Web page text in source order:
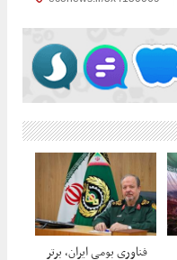
فناوری بومی ایران، برتر